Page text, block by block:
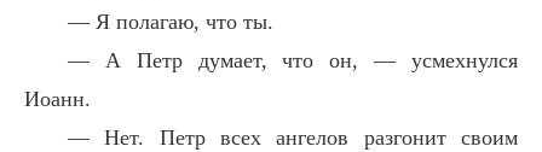
— Я полагаю, что ты.
— А Петр думает, что он, — усмехнулся
Иоанн.
— Нет. Петр всех ангелов разгонит своим